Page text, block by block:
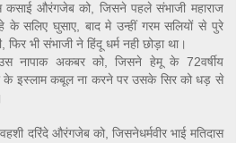
औरंगजेब को, जिसने पहले संभाजी महाराज
सलिए घुसाए, बाद मे उन्हीं गरम सलियों से पुरे
भी संभाजी ने हिंदू धर्म नही छोड़ा था।
नापाक अकबर को, जिसने हेमू के 72वर्षीय
के इस्लाम कबूल ना करने पर उसके सिर को धड़ से
दरिंदे औरंगजेब को, जिसनेधर्मवीर भाई मतिदास